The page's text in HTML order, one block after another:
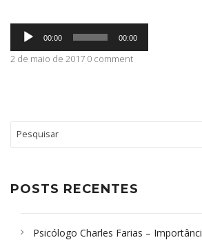
Tocador
áudio
00:00 00:00
2 de maio de 2017 0 comment
POSTS RECENTES
Psicólogo Charles Farias –